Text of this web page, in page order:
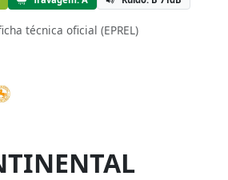
técnica oficial (EPREL)